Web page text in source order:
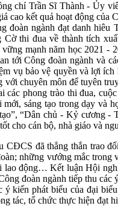
chí Trần Sĩ Thành - Ủy
cao kết quả hoạt động của
đoàn ngành đạt danh
thi đua về thành tích
mạnh năm học 2021 -
tới Công đoàn ngành và
vụ bảo vệ quyền và lợi
với chuyên môn để tuyên
các phong trào thi đua,
sáng tạo trong dạy và
“Dân chủ - Kỷ cương -
cho cán bộ, nhà giáo và
CĐCS đã thẳng thắn trao
những vướng mắc trong
lao động… Kết luận Hội
đoàn ngành tiếp thu
kiến phát biểu của đại
tác, tổ chức thực hiện đạt